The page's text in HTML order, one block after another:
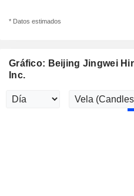
* Datos estimados
Gráfico: Beijing Jingwei
Inc.